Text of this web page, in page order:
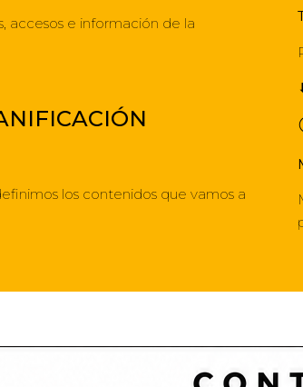
accesos e información de la
los contenidos que vamos a